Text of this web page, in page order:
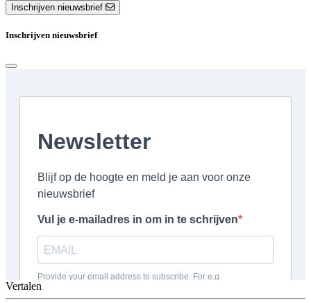
Inschrijven nieuwsbrief
Inschrijven nieuwsbrief
Vertalen